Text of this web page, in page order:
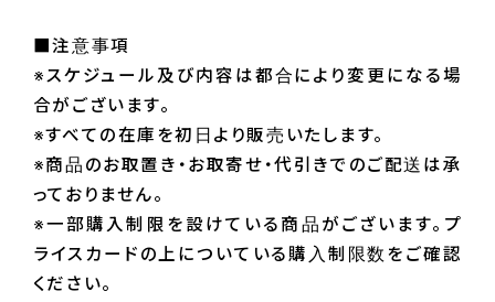
■注意事項
※スケジュール及び内容は都合により変更になる場
合がございます。
※すべての在庫を初日より販売いたします。
※商品のお取置き・お取寄せ・代引きでのご配送は承
っておりません。
※一部購入制限を設けている商品がございます。プ
ライスカードの上についている購入制限数をご確認
ください。